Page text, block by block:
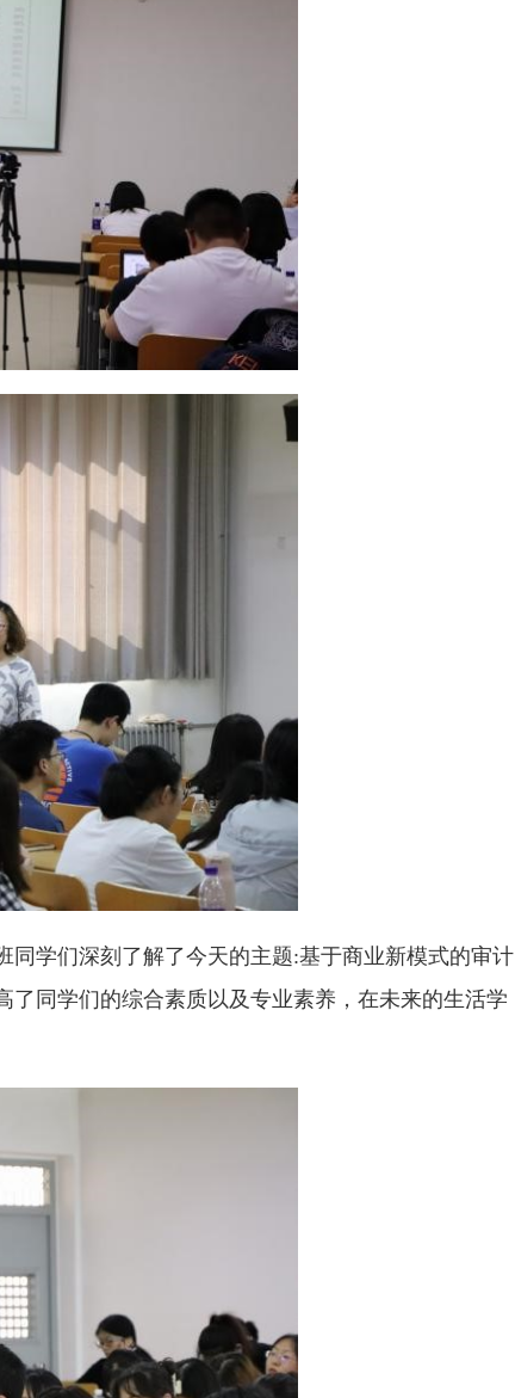
学们深刻了解了今天的主题:基于商业新模式的审计
同学们的综合素质以及专业素养，在未来的生活学